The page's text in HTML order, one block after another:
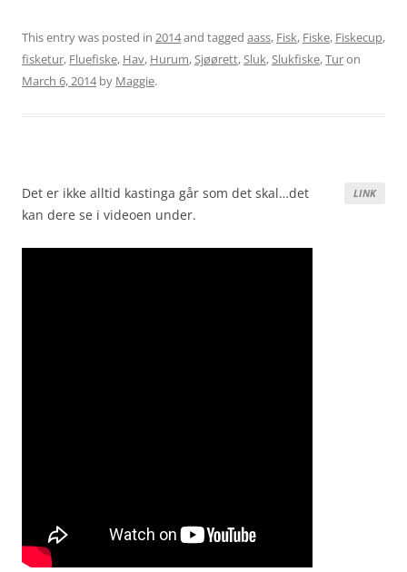
This entry was posted in 2014and tagged aass, Fisk, Fiske, Fiskecup,
fisketur, Fluefiske, Hav, Hurum, Sjøørett, Sluk, Slukfiske,Turon
March 6, 2014by Maggie.
LINK
Det er ikke alltid kastinga går som det skal…det
kan dere se i videoen under.